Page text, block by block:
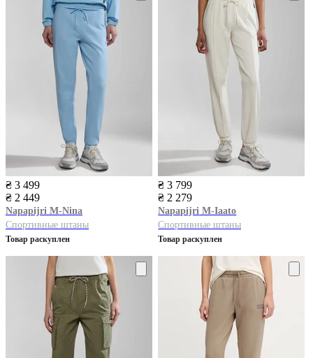
₴ 3 499
₴ 2 449
Napapijri M-Nina
Спортивные штаны
Товар раскуплен
₴ 3 799
₴ 2 279
Napapijri M-Iaato
Спортивные штаны
Товар раскуплен